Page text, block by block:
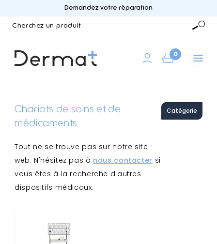
Demandez votre réparation
0
Chariots de soins et de
médicaments
Tout ne se trouve pas sur notre site
web. N'hésitez pas à nous contacter si
vous êtes à la recherche d'autres
dispositifs médicaux.
Catégorie